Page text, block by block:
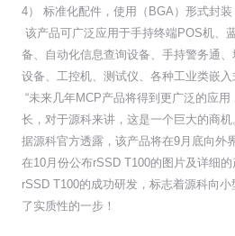
4） 标准化配件，使用（BGA）形式封装
该产品可广泛应用于手持终端POS机、
备、自动化信息查询设备、手持警务通
设备、工控机、测试仪、各种工业类嵌入
“未来几年MCP产品将得到更广泛的应
长，对于源科来讲，这是一个巨大的商机
据源科官方透露，该产品将在9月底向外
在10月份公布rSSD T100的图片及详细的
rSSD T100的成功研发，标志着源科向
了实质性的一步！